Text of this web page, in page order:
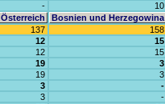
- 10
Österreich Bosnien und Herzegowina
137 158
12 15
12 15
19 3
19 3
3 -
3 -